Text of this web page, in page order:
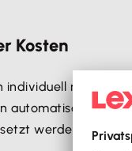
Kosten
individuell mit den
automatisch in die
werden.